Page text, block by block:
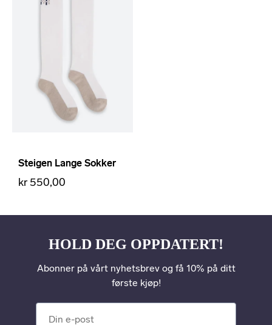
Steigen Lange Sokker
kr 550,00
HOLD DEG OPPDATERT!
Abonner på vårt nyhetsbrev og få 10% på ditt
første kjøp!